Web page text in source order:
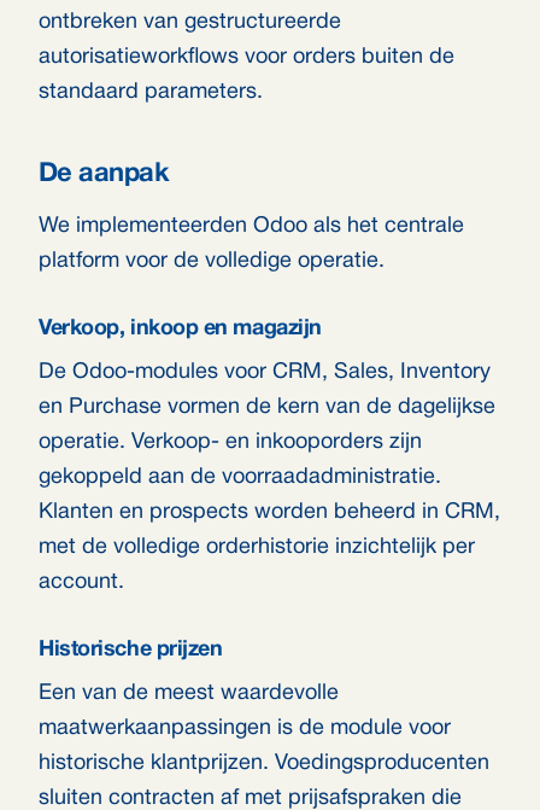
ontbreken van gestructureerde
autorisatieworkflows voor orders buiten de
standaard parameters.
De aanpak
We implementeerden Odoo als het centrale
platform voor de volledige operatie.
Verkoop, inkoop en magazijn
De Odoo-modules voor CRM, Sales, Inventory
en Purchase vormen de kern van de dagelijkse
operatie. Verkoop- en inkooporders zijn
gekoppeld aan de voorraadadministratie.
Klanten en prospects worden beheerd in CRM,
met de volledige orderhistorie inzichtelijk per
account.
Historische prijzen
Een van de meest waardevolle
maatwerkaanpassingen is de module voor
historische klantprijzen. Voedingsproducenten
sluiten contracten af met prijsafspraken die